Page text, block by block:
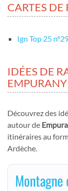
CARTES
Ign Top 25
IDÉES DE
EMPURANY
Découvrez des
autour de
itinéraires au
Ardèche.
Montagne